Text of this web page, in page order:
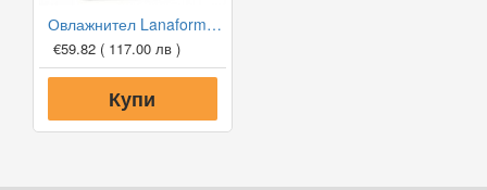
Овлажнител Lanaform Breva
€59.82 ( 117.00 лв )
Купи